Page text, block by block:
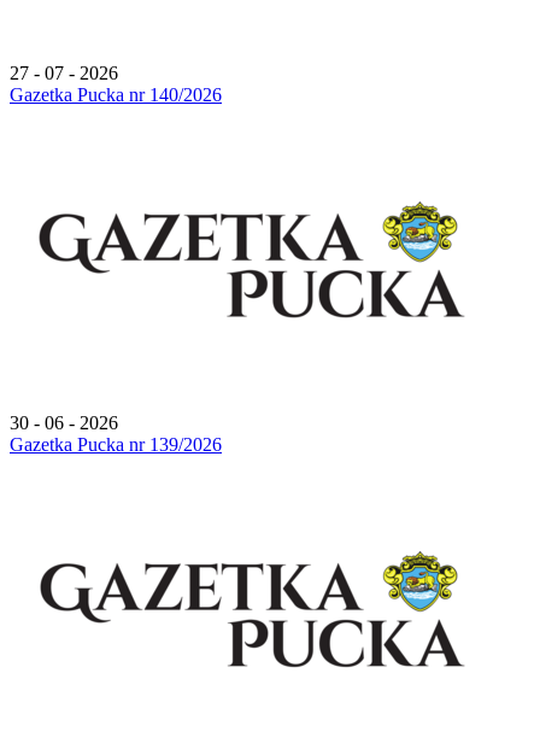
27 - 07 - 2026
Gazetka Pucka nr 140/2026
30 - 06 - 2026
Gazetka Pucka nr 139/2026